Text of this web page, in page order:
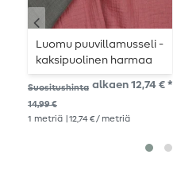
Luomu puuvillamusseli -
kaksipuolinen harmaa
vanha roosa
Suositushinta
14,99 €
alkaen 12,74 € *
1 metriä | 12,74 € / metriä